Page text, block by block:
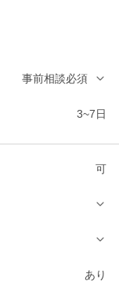
事前相談必須
3~7日
可
あり